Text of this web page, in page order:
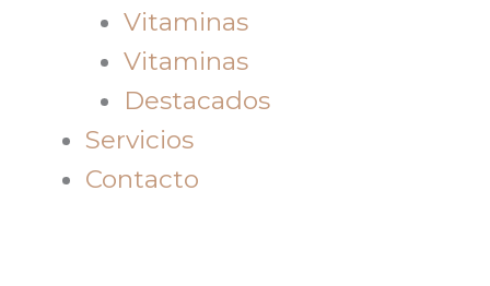
Vitaminas
Vitaminas
Destacados
Servicios
Contacto